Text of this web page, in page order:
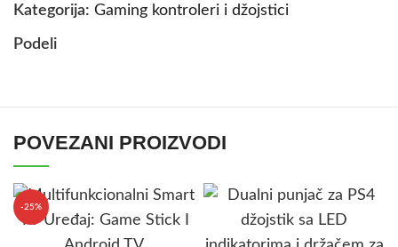
Kategorija: Gaming kontroleri i džojstici
Podeli
POVEZANI PROIZVODI
-25%